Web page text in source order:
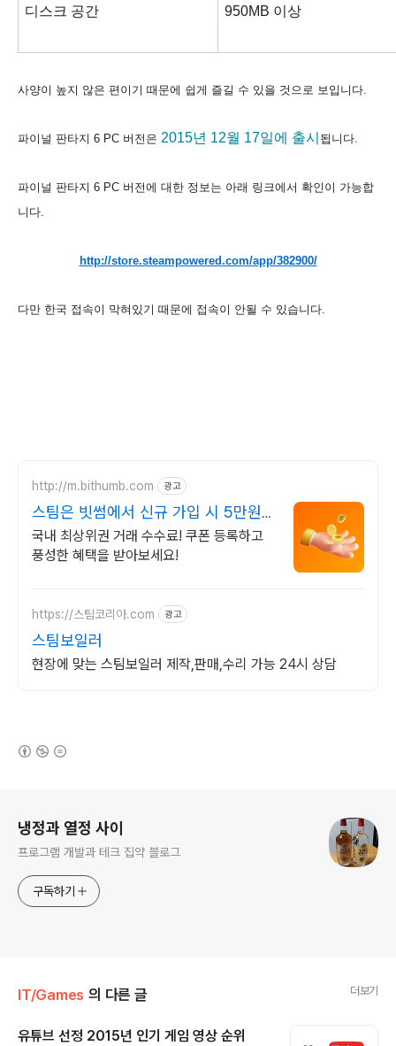
디스크 공간 950MB 이상
사양이 높지 않은 편이기 때문에 쉽게 즐길 수 있을 것으로 보입니다.
파이널 판타지 6 PC 버전은 2015년 12월 17일에 출시 됩니다.
파이널 판타지 6 PC 버전에 대한 정보는 아래 링크에서 확인이 가능합
니다.
http://store.steampowered.com/app/382900/
다만 한국 접속이 막혀있기 때문에 접속이 안될 수 있습니다.
http://m.bithumb.com 광고
스팀은 빗썸에서 신규 가입 시 5만원
혜택
국내 최상위권 거래 수수료! 쿠폰 등록하고
풍성한 혜택을 받아보세요!
https://스팀코리아.com 광고
스팀보일러
현장에 맞는 스팀보일러 제작,판매,수리 가능 24시 상담
냉정과 열정 사이
프로그램 개발과 테크 집약 블로그
구독하기
IT/Games 의 다른 글 더보기
유튜브 선정 2015년 인기 게임 영상 순위